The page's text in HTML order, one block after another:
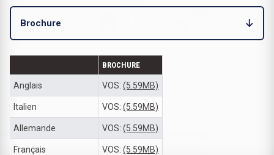
Brochure
BROCHURE
Anglais VOS: (5.59MB)
Italien VOS: (5.59MB)
Allemande VOS: (5.59MB)
Français VOS: (5.59MB)